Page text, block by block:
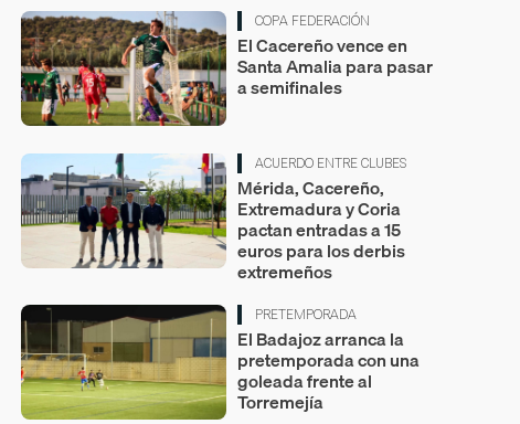
COPA FEDERACIÓN
El Cacereño vence en
Santa Amalia para pasar
a semifinales
ACUERDO ENTRE CLUBES
Mérida, Cacereño,
Extremadura y Coria
pactan entradas a 15
euros para los derbis
extremeños
PRETEMPORADA
El Badajoz arranca la
pretemporada con una
goleada frente al
Torremejía